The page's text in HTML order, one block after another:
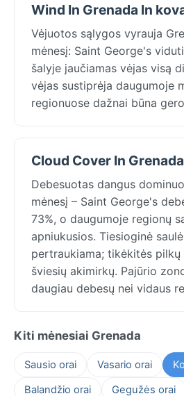
Wind In Grenada In
Vėjuotos sąlygos vyrauja
mėnesį: Saint George's
šalyje jaučiamas vėjas visą
vėjas sustiprėja daugumoje
regionuose dažnai būna
Cloud Cover In
Debesuotas dangus
mėnesį – Saint George's
73%, o daugumoje regionų
apniukusios. Tiesioginė
pertraukiama; tikėkitės
šviesių akimirkų. Pajūrio
daugiau debesų nei vidaus
Kiti mėnesiai Grenada
Sausio orai Vasario orai
Balandžio orai
Gegužės orai